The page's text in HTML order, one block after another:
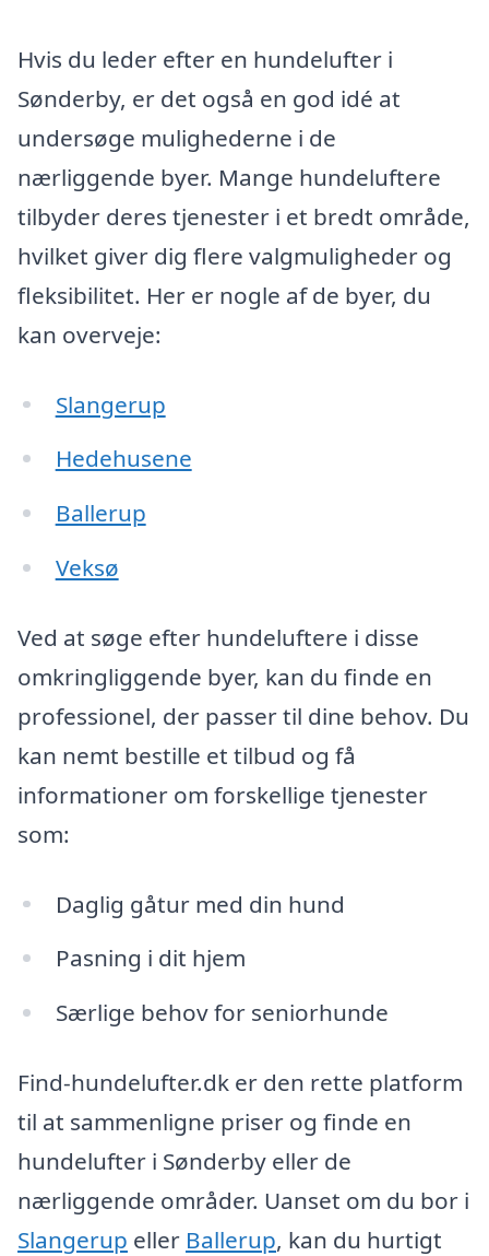
Hvis du leder efter en hundelufter i
Sønderby, er det også en god idé at
undersøge mulighederne i de
nærliggende byer. Mange hundeluftere
tilbyder deres tjenester i et bredt område,
hvilket giver dig flere valgmuligheder og
fleksibilitet. Her er nogle af de byer, du
kan overveje:
Slangerup
Hedehusene
Ballerup
Veksø
Ved at søge efter hundeluftere i disse
omkringliggende byer, kan du finde en
professionel, der passer til dine behov. Du
kan nemt bestille et tilbud og få
informationer om forskellige tjenester
som:
Daglig gåtur med din hund
Pasning i dit hjem
Særlige behov for seniorhunde
Find-hundelufter.dk er den rette platform
til at sammenligne priser og finde en
hundelufter i Sønderby eller de
nærliggende områder. Uanset om du bor i
Slangerup eller Ballerup, kan du hurtigt